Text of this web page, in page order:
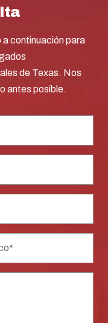
continuación para
de Texas. Nos
antes posible.